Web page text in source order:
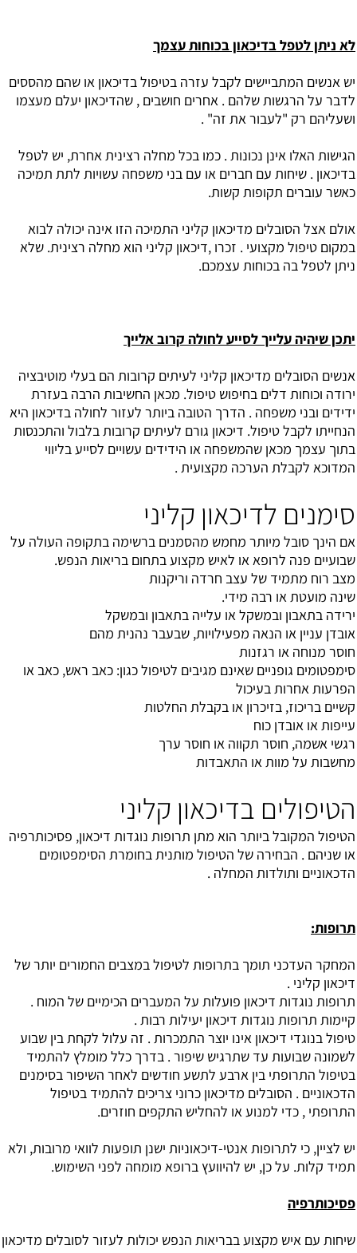
לא ניתן לטפל בדיכאון בכוחות עצמך
יש אנשים המתביישים לקבל עזרה בטיפול בדיכאון או שהם מהססים
לדבר על הרגשות שלהם . אחרים חושבים , שהדיכאון יעלם מעצמו
ושעליהם רק "לעבור את זה" .
הגישות האלו אינן נכונות . כמו בכל מחלה רצינית אחרת, יש לטפל
בדיכאון . שיחות עם חברים או עם בני משפחה עשויות לתת תמיכה
כאשר עוברים תקופות קשות.
אולם אצל הסובלים מדיכאון קליני התמיכה הזו אינה יכולה לבוא
במקום טיפול מקצועי . זכרו ,דיכאון קליני הוא מחלה רצינית. שלא
ניתן לטפל בה בכוחות עצמכם.
יתכן שיהיה עלייך לסייע לחולה קרוב אלייך
אנשים הסובלים מדיכאון קליני לעיתים קרובות הם בעלי מוטיבציה
ירודה וכוחות דלים בחיפוש טיפול. מכאן החשיבות הרבה בעזרת
ידידים ובני משפחה . הדרך הטובה ביותר לעזור לחולה בדיכאון היא
הנחייתו לקבל טיפול. דיכאון גורם לעיתים קרובות בלבול והתכנסות
בתוך עצמך מכאן שהמשפחה או הידידים עשויים לסייע בליווי
המדוכא לקבלת הערכה מקצועית .
סימנים לדיכאון קליני
אם הינך סובל מיותר מחמש מהסמנים ברשימה בתקופה העולה על
שבועיים פנה לרופא או לאיש מקצוע בתחום בריאות הנפש.
מצב רוח מתמיד של עצב חרדה וריקנות
שינה מועטת או רבה מידי.
ירידה בתאבון ובמשקל או עלייה בתאבון ובמשקל
אובדן עניין או הנאה מפעילויות, שבעבר נהנית מהם
חוסר מנוחה או רגזנות
סימפטומים גופניים שאינם מגיבים לטיפול כגון: כאב ראש, כאב או
הפרעות אחרות בעיכול
קשיים בריכוז, בזיכרון או בקבלת החלטות
עייפות או אובדן כוח
רגשי אשמה, חוסר תקווה או חוסר ערך
מחשבות על מוות או התאבדות
הטיפולים בדיכאון קליני
הטיפול המקובל ביותר הוא מתן תרופות נוגדות דיכאון, פסיכותרפיה
או שניהם . הבחירה של הטיפול מותנית בחומרת הסימפטומים
הדכאוניים ותולדות המחלה .
תרופות:
המחקר העדכני תומך בתרופות לטיפול במצבים החמורים יותר של
דיכאון קליני .
תרופות נוגדות דיכאון פועלות על המעברים הכימיים של המוח .
קיימות תרופות נוגדות דיכאון יעילות רבות .
טיפול בנוגדי דיכאון אינו יוצר התמכרות . זה עלול לקחת בין שבוע
לשמונה שבועות עד שתרגיש שיפור . בדרך כלל מומלץ להתמיד
בטיפול התרופתי בין ארבע לתשע חודשים לאחר השיפור בסימנים
הדכאוניים . הסובלים מדיכאון כרוני צריכים להתמיד בטיפול
התרופתי , כדי למנוע או להחליש התקפים חוזרים.
יש לציין, כי לתרופות אנטי-דיכאוניות ישנן תופעות לוואי מרובות, ולא
תמיד קלות. על כן, יש להיוועץ ברופא מומחה לפני השימוש.
פסיכותרפיה
שיחות עם איש מקצוע בבריאות הנפש יכולות לעזור לסובלים מדיכאון